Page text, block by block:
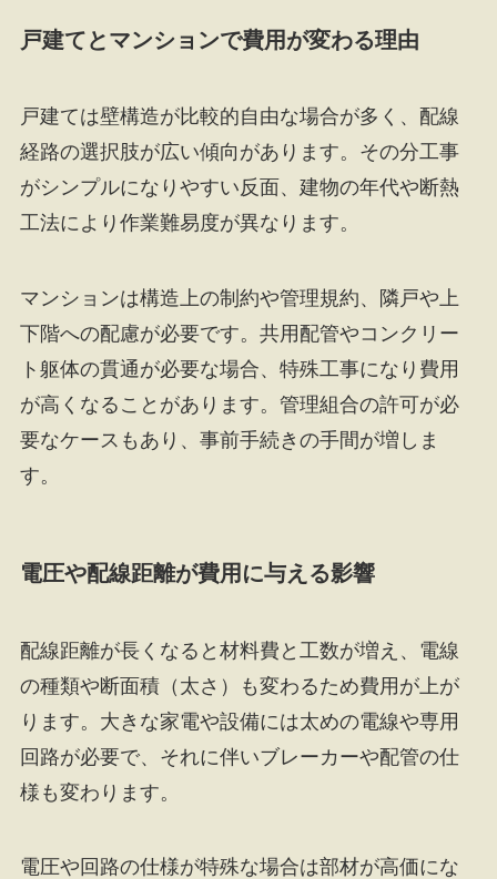
戸建てとマンションで費用が変わる理由
戸建ては壁構造が比較的自由な場合が多く、配線
経路の選択肢が広い傾向があります。その分工事
がシンプルになりやすい反面、建物の年代や断熱
工法により作業難易度が異なります。
マンションは構造上の制約や管理規約、隣戸や上
下階への配慮が必要です。共用配管やコンクリー
ト躯体の貫通が必要な場合、特殊工事になり費用
が高くなることがあります。管理組合の許可が必
要なケースもあり、事前手続きの手間が増しま
す。
電圧や配線距離が費用に与える影響
配線距離が長くなると材料費と工数が増え、電線
の種類や断面積（太さ）も変わるため費用が上が
ります。大きな家電や設備には太めの電線や専用
回路が必要で、それに伴いブレーカーや配管の仕
様も変わります。
電圧や回路の仕様が特殊な場合は部材が高価にな